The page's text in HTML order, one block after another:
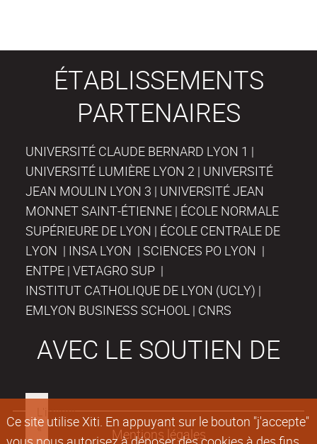
Ce site utilise Xiti. En appuyant sur le bouton "j'accepte"
ÉTABLISSEMENTS
PARTENAIRES
UNIVERSITÉ CLAUDE BERNARD LYON 1 |
UNIVERSITÉ LUMIÈRE LYON 2 | UNIVERSITÉ
JEAN MOULIN LYON 3 | UNIVERSITÉ JEAN
MONNET SAINT-ÉTIENNE | ÉCOLE NORMALE
SUPÉRIEURE DE LYON | ÉCOLE CENTRALE DE
LYON | INSA LYON | SCIENCES PO LYON |
ENTPE | VETAGRO SUP |
INSTITUT CATHOLIQUE DE LYON (UCLY) |
EMLYON BUSINESS SCHOOL | CNRS
AVEC LE SOUTIEN DE
Mentions légales